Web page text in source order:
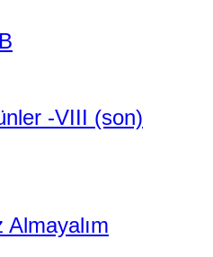
-VIII (son)